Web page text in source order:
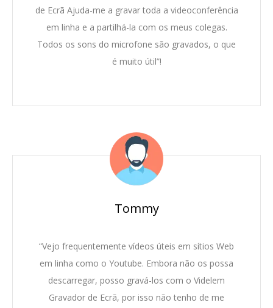
de Ecrã Ajuda-me a gravar toda a videoconferência
em linha e a partilhá-la com os meus colegas.
Todos os sons do microfone são gravados, o que
é muito útil”!
Tommy
“Vejo frequentemente vídeos úteis em sítios Web
em linha como o Youtube. Embora não os possa
descarregar, posso gravá-los com o Videlem
Gravador de Ecrã, por isso não tenho de me